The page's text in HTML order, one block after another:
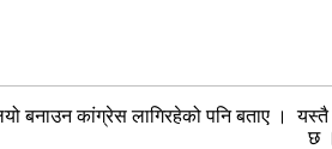
बनाउन कांग्रेस लागिरहेको पनि बताए ।
छ